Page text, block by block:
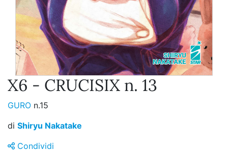
X6 - CRUCISIX n. 13
GURO n.15
di Shiryu Nakatake
Condividi